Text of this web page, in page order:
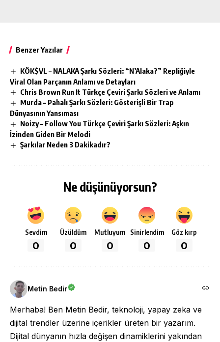
Benzer Yazılar
KÖK$VL – NALAKA Şarkı Sözleri: “N’Alaka?” Repliğiyle
Viral Olan Parçanın Anlamı ve Detayları
Chris Brown Run It Türkçe Çeviri Şarkı Sözleri ve Anlamı
Murda – Pahalı Şarkı Sözleri: Gösterişli Bir Trap
Dünyasının Yansıması
Noizy – Follow You Türkçe Çeviri Şarkı Sözleri: Aşkın
İzinden Giden Bir Melodi
Şarkılar Neden 3 Dakikadır?
Ne düşünüyorsun?
Sevdim
0
Üzüldüm
0
Mutluyum
0
Sinirlendim
0
Göz kırp
0
Metin Bedir
Merhaba! Ben Metin Bedir, teknoloji, yapay zeka ve
dijital trendler üzerine içerikler üreten bir yazarım.
Dijital dünyanın hızla değişen dinamiklerini yakından